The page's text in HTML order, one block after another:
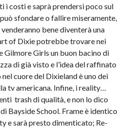
i costi e saprà prendersi poco sul
sfondare o fallire miseramente,
bene diventerà una
of Dixie potrebbe trovare nei
Gilmore Girls un buon bacino di
di già visto e l’idea del raffinato
cuore del Dixieland è uno dei
tv americana. Infine, i reality…
trash di qualità, e non lo dico
Bayside School. Frame è identico
e sarà presto dimenticato; Re-